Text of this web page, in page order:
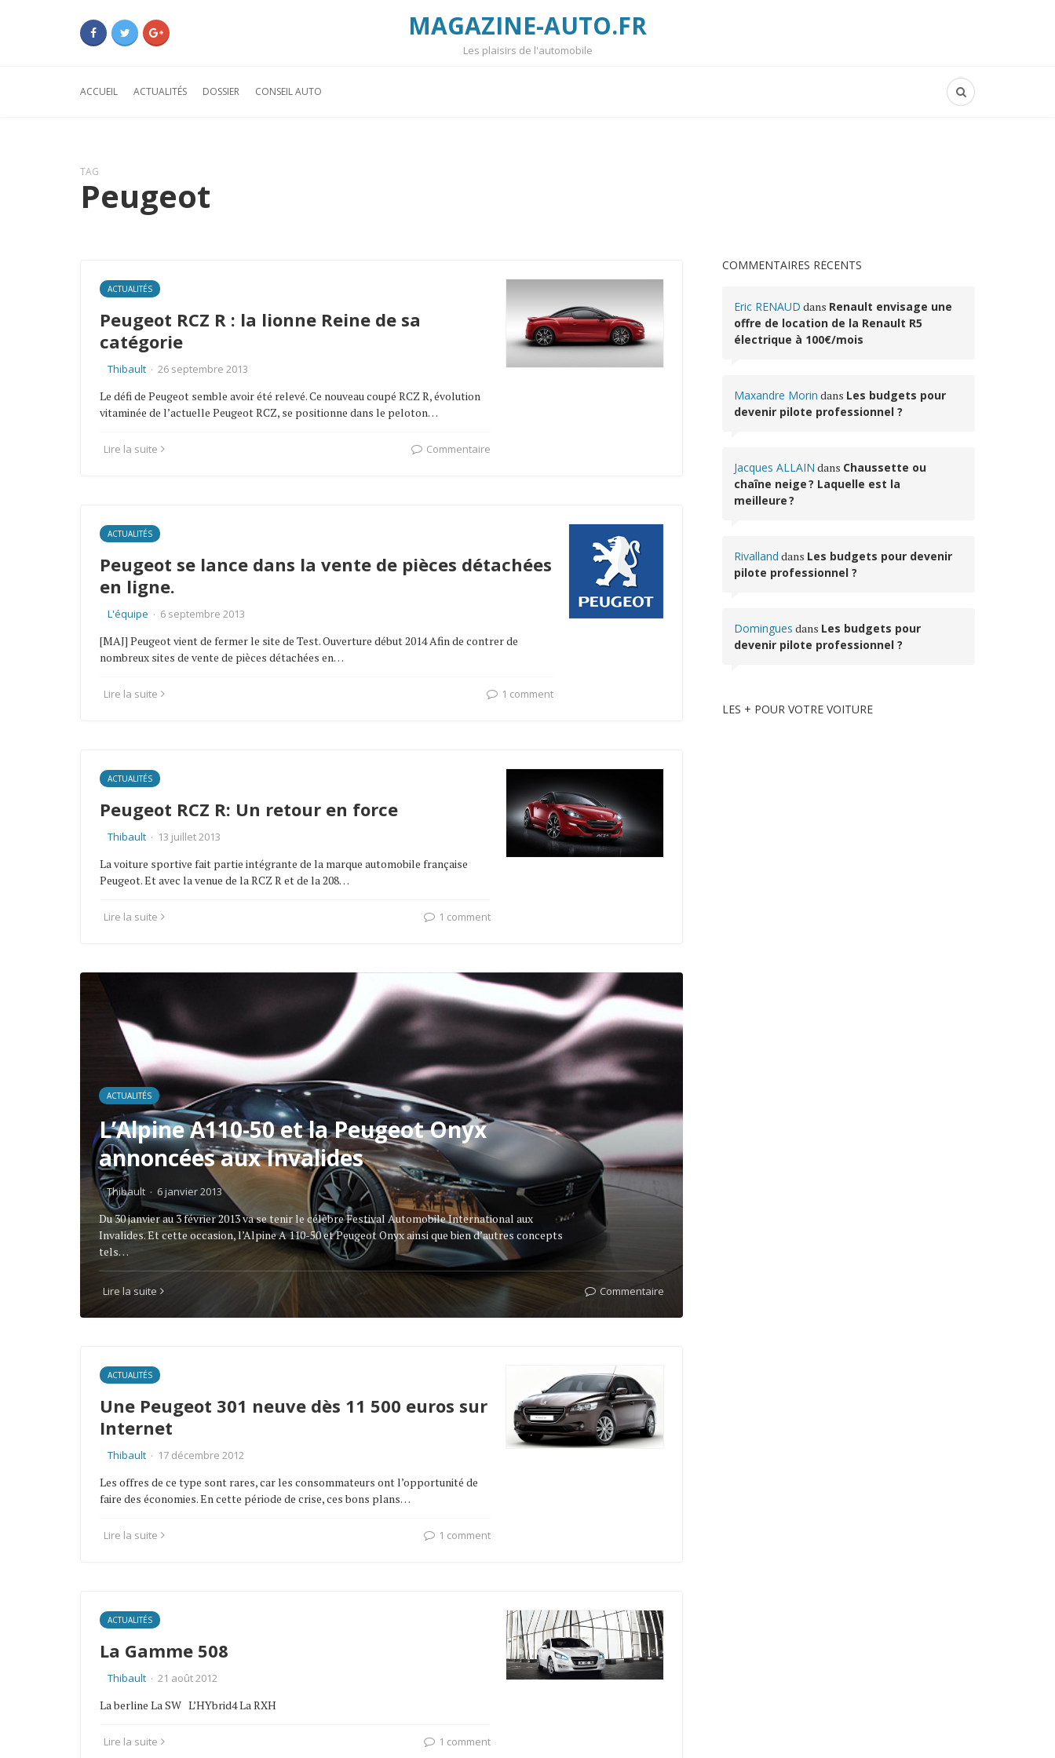
MAGAZINE-AUTO.FR
Les plaisirs de l'automobile
ACCUEIL ACTUALITÉS DOSSIER CONSEIL AUTO
TAG
Peugeot
ACTUALITÉS
Peugeot RCZ R : la lionne Reine de sa
catégorie
Thibault · 26 septembre 2013
Le défi de Peugeot semble avoir été relevé. Ce nouveau coupé RCZ R, évolution
vitaminée de l’actuelle Peugeot RCZ, se positionne dans le peloton…
Lire la suite Commentaire
ACTUALITÉS
Peugeot se lance dans la vente de pièces détachées
en ligne.
L'équipe · 6 septembre 2013
[MAJ] Peugeot vient de fermer le site de Test. Ouverture début 2014 Afin de contrer de
nombreux sites de vente de pièces détachées en…
Lire la suite 1 comment
ACTUALITÉS
Peugeot RCZ R: Un retour en force
Thibault · 13 juillet 2013
La voiture sportive fait partie intégrante de la marque automobile française
Peugeot. Et avec la venue de la RCZ R et de la 208…
Lire la suite 1 comment
ACTUALITÉS
L’Alpine A110-50 et la Peugeot Onyx
annoncées aux Invalides
Thibault · 6 janvier 2013
Du 30 janvier au 3 février 2013 va se tenir le célèbre Festival Automobile International aux
Invalides. Et cette occasion, l’Alpine A 110-50 et Peugeot Onyx ainsi que bien d’autres concepts
tels…
Lire la suite Commentaire
ACTUALITÉS
Une Peugeot 301 neuve dès 11 500 euros sur
Internet
Thibault · 17 décembre 2012
Les offres de ce type sont rares, car les consommateurs ont l’opportunité de
faire des économies. En cette période de crise, ces bons plans…
Lire la suite 1 comment
ACTUALITÉS
La Gamme 508
Thibault · 21 août 2012
La berline La SW L’HYbrid4 La RXH
Lire la suite 1 comment
COMMENTAIRES RÉCENTS
Eric RENAUD dans Renault envisage une
offre de location de la Renault R5
électrique à 100€/mois
Maxandre Morin dans Les budgets pour
devenir pilote professionnel ?
Jacques ALLAIN dans Chaussette ou
chaîne neige ? Laquelle est la
meilleure ?
Rivalland dans Les budgets pour devenir
pilote professionnel ?
Domingues dans Les budgets pour
devenir pilote professionnel ?
LES + POUR VOTRE VOITURE